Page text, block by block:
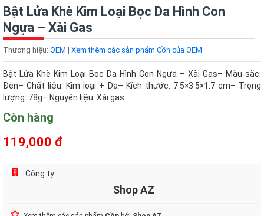
Bật Lửa Khè Kim Loại Bọc Da Hình Con
Ngựa – Xài Gas
Thương hiệu: OEM | Xem thêm các sản phẩm Cồn của OEM
Bật Lửa Khè Kim Loại Bọc Da Hình Con Ngựa – Xài Gas– Màu sắc:
Đen– Chất liệu: Kim loại + Da– Kích thước: 7.5×3.5×1.7 cm– Trọng
lượng: 78g– Nguyên liệu: Xài gas ...
Còn hàng
119,000 đ
Công ty:
Shop AZ